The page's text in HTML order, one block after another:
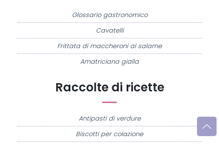
Raccolte di ricette
Antipasti di verdure
Biscotti per colazione
Glossario gastronomico
Cavatelli
Frittata di maccheroni al salame
Amatriciana gialla